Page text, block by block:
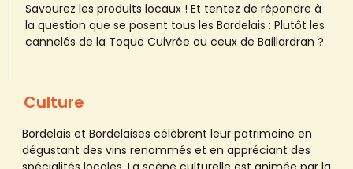
Savourez les produits locaux ! Et tentez de répondre à
la question que se posent tous les Bordelais : Plutôt les
cannelés de la Toque Cuivrée ou ceux de Baillardran ?
Culture
Bordelais et Bordelaises célèbrent leur patrimoine en
dégustant des vins renommés et en appréciant des